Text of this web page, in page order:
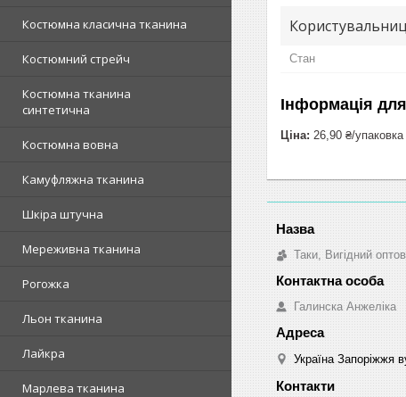
Костюмна класична тканина
Костюмний стрейч
Костюмна тканина
синтетична
Костюмна вовна
Камуфляжна тканина
Шкіра штучна
Мереживна тканина
Рогожка
Льон тканина
Лайкра
Марлева тканина
Стан
Інформація
Ціна: 26,90 ₴/упаковка
Таки, Вигідний
Галинска Анжеліка
Україна Запоріжжя